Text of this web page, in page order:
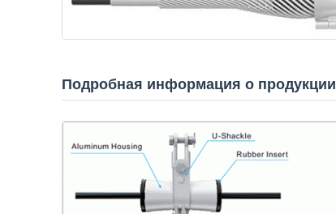
Подробная информация о продукции